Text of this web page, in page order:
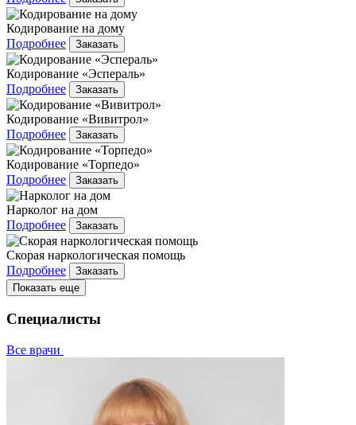
Кодирование на дому
Подробнее
Заказать
Кодирование «Эспераль»
Подробнее
Заказать
Кодирование «Вивитрол»
Подробнее
Заказать
Кодирование «Торпедо»
Подробнее
Заказать
Нарколог на дом
Подробнее
Заказать
Скорая наркологическая помощь
Подробнее
Заказать
Показать еще
Специалисты
Все врачи